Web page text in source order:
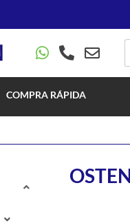
COMPRA RÁPIDA